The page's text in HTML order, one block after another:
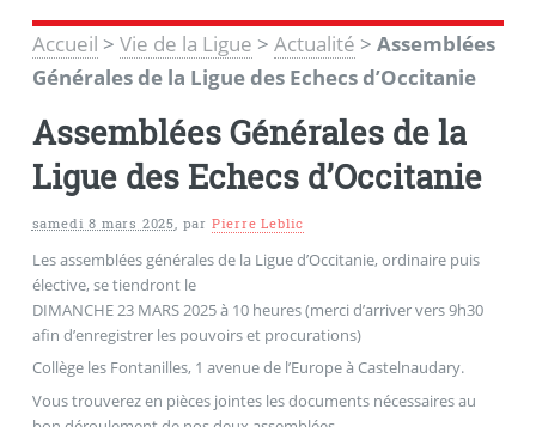
Accueil > Vie de la Ligue > Actualité > Assemblées
Générales de la Ligue des Echecs d’Occitanie
Assemblées Générales de la
Ligue des Echecs d’Occitanie
samedi 8 mars 2025, par Pierre Leblic
Les assemblées générales de la Ligue d’Occitanie, ordinaire puis
élective, se tiendront le
DIMANCHE 23 MARS 2025 à 10 heures (merci d’arriver vers 9h30
afin d’enregistrer les pouvoirs et procurations)
Collège les Fontanilles, 1 avenue de l’Europe à Castelnaudary.
Vous trouverez en pièces jointes les documents nécessaires au